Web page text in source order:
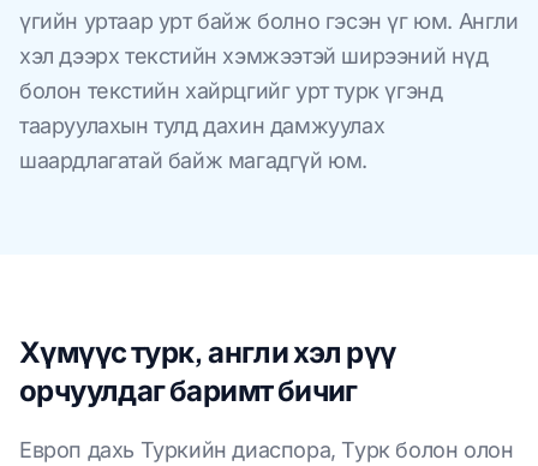
үгийн уртаар урт байж болно гэсэн үг юм. Англи
хэл дээрх текстийн хэмжээтэй ширээний нүд
болон текстийн хайрцгийг урт турк үгэнд
тааруулахын тулд дахин дамжуулах
шаардлагатай байж магадгүй юм.
Хүмүүс турк, англи хэл рүү
орчуулдаг баримт бичиг
Европ дахь Туркийн диаспора, Турк болон олон